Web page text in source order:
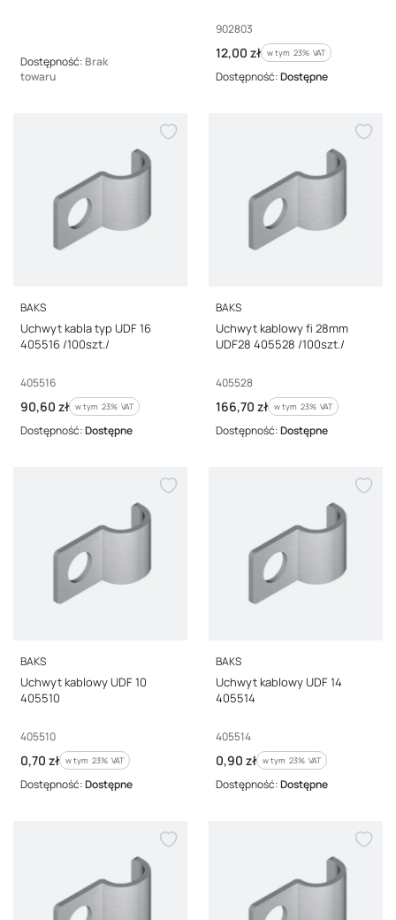
Dostępność: Brak
towaru
Kod producenta
902803
Cena brutto
12,00 zł w tym %s VAT
w tym 23% VAT
Dostępność:Dostępne
PRODUCENT
BAKS
Uchwyt kabla typ UDF 16
405516 /100szt./
Kod producenta
405516
Cena brutto
90,60 zł w tym %s VAT
w tym 23% VAT
Dostępność:Dostępne
PRODUCENT
BAKS
Uchwyt kablowy fi 28mm
UDF28 405528 /100szt./
Kod producenta
405528
Cena brutto
166,70 zł w tym %s VAT
w tym 23% VAT
Dostępność:Dostępne
PRODUCENT
BAKS
Uchwyt kablowy UDF 10
405510
Kod producenta
405510
Cena brutto
0,70 zł w tym %s VAT
w tym 23% VAT
Dostępność:Dostępne
PRODUCENT
BAKS
Uchwyt kablowy UDF 14
405514
Kod producenta
405514
Cena brutto
0,90 zł w tym %s VAT
w tym 23% VAT
Dostępność:Dostępne